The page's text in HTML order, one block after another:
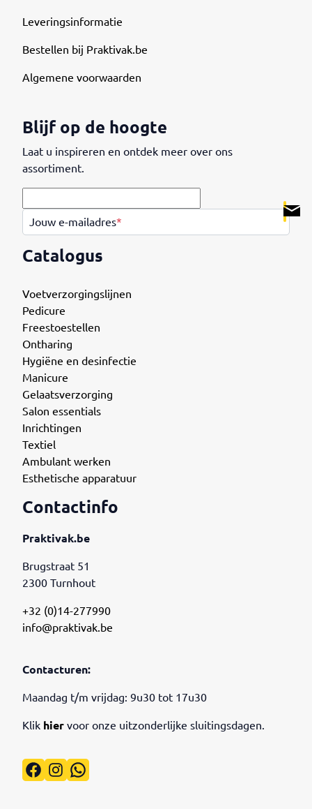
Contactinfo
Praktivak.be
Brugstraat 51
2300 Turnhout
+32 (0)14-277990
info@praktivak.be
Contacturen:
Maandag t/m vrijdag: 9u30 tot 17u30
Klik hier voor onze uitzonderlijke sluitingsdagen.
Facebook
Instagram
WhatsApp
Catalogus
Voetverzorgingslijnen
Pedicure
Freestoestellen
Ontharing
Hygiëne en desinfectie
Manicure
Gelaatsverzorging
Salon essentials
Inrichtingen
Textiel
Ambulant werken
Esthetische apparatuur
Leveringsinformatie
Bestellen bij Praktivak.be
Algemene voorwaarden
Blijf op de hoogte
Laat u inspireren en ontdek meer over ons
assortiment.
Jouw e-mailadres*
.